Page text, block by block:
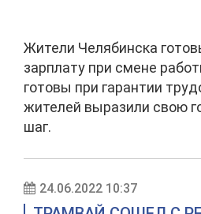
Жители Челябинска
зарплату при смене
готовы при гарантии
жителей выразили свою
шаг.
24.06.2022 10:37